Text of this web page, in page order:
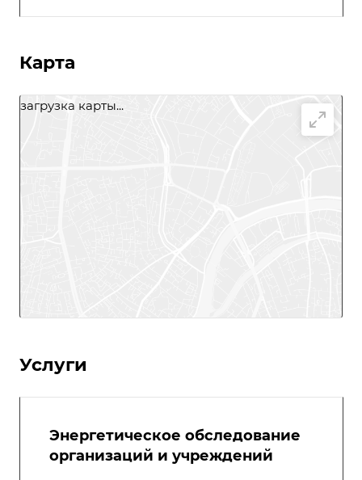
Карта
загрузка карты...
Услуги
Энергетическое обследование
организаций и учреждений